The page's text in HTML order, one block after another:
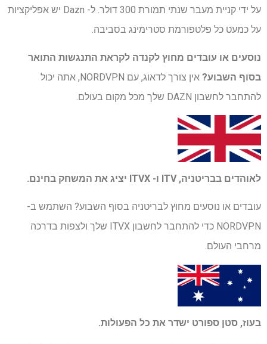
על ידי קניית מעבר שנתי תמורת 300 דולר. ל- Dazn יש אפליקציות
על כמעט כל פלטפורמת סטרימינג בסביבה.
נוסעים או עובדים מחוץ לקנדה לקראת התנגשות התואר
בסוף השבוע?
אין צורך לדאוג, עם NORDVPN, אתה יכול
להתחבר לחשבון DAZN שלך מכל מקום בעולם.
לאוהדים בבריטניה, ITV ו- ITVX יציג את המשחק בחינם.
עובדים או נוסעים מחוץ לבריטניה בסוף השבוע? השתמש ב-
NORDVPN כדי להתחבר לחשבון ITVX שלך ולצפות בדרכה
מרחבי העולם.
בעוז, סטן ספורט ישדר את כל הפעולות.